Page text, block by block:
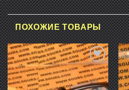
ПОХОЖИЕ ТОВАРЫ
Добавить
в список
желаний